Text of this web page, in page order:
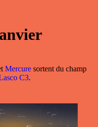
Mercure sortent du champ
C3.